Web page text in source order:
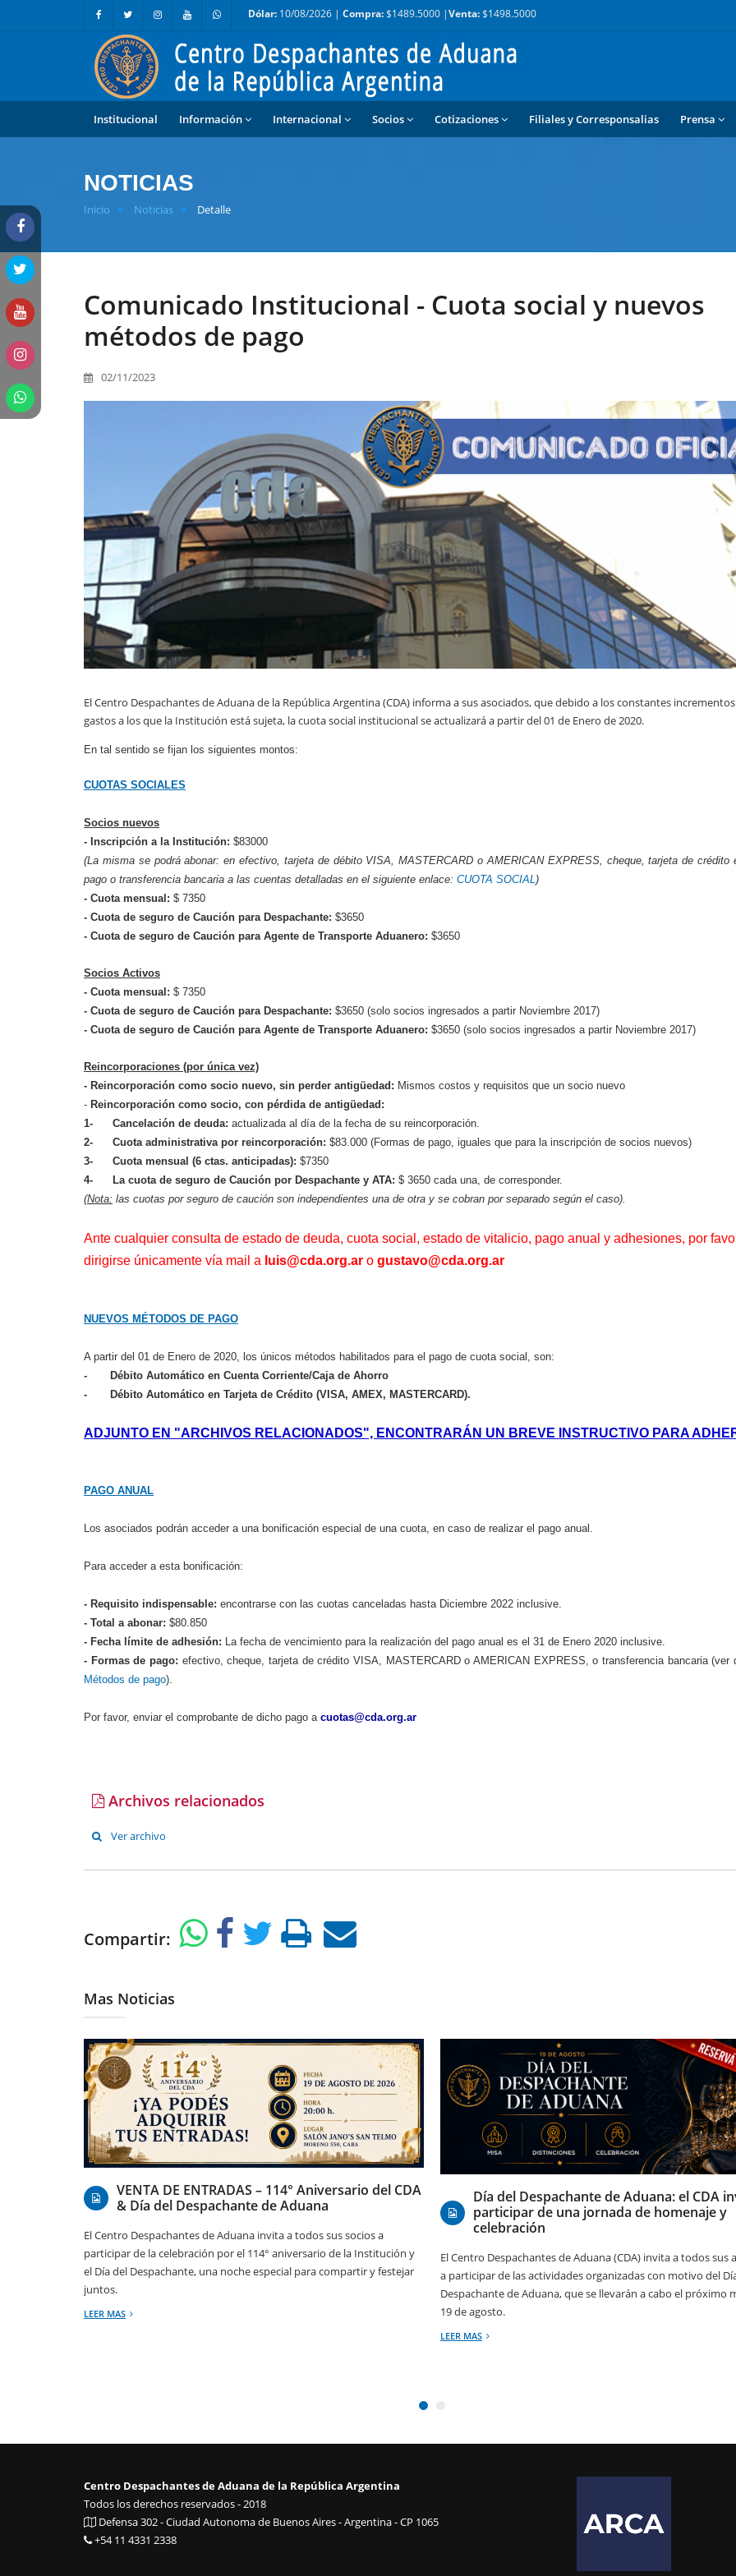
Dólar: 10/08/2026 | Compra:$1489.5000 |Venta:$1498.5000
Institucional Información Internacional Socios Cotizaciones Filiales y Corresponsalias Prensa
NOTICIAS
Inicio Noticias Detalle
Comunicado Institucional - Cuota social y nuevos
métodos de pago
02/11/2023
El Centro Despachantes de Aduana de la República Argentina (CDA) informa a sus asociados, que debido a los constantes
gastos a los que la Institución está sujeta, la cuota social institucional se actualizará a partir del 01 de Enero de 2020.
En tal sentido se fijan los siguientes montos:
CUOTAS SOCIALES
Socios nuevos
- Inscripción a la Institución: $83000
(La misma se podrá abonar: en efectivo, tarjeta de débito VISA, MASTERCARD o AMERICAN EXPRESS, cheque, tarjeta de crédito
pago o transferencia bancaria a las cuentas detalladas en el siguiente enlace: CUOTA SOCIAL )
- Cuota mensual: $ 7350
- Cuota de seguro de Caución para Despachante: $3650
- Cuota de seguro de Caución para Agente de Transporte Aduanero: $3650
Socios Activos
- Cuota mensual: $ 7350
- Cuota de seguro de Caución para Despachante: $3650 (solo socios ingresados a partir Noviembre 2017)
- Cuota de seguro de Caución para Agente de Transporte Aduanero: $3650 (solo socios ingresados a partir Noviembre 2017)
Reincorporaciones (por única vez)
- Reincorporación como socio nuevo, sin perder antigüedad: Mismos costos y requisitos que un socio nuevo
- Reincorporación como socio, con pérdida de antigüedad:
1- Cancelación de deuda: actualizada al día de la fecha de su reincorporación.
2- Cuota administrativa por reincorporación: $83.000 (Formas de pago, iguales que para la inscripción de socios nuevos)
3- Cuota mensual (6 ctas. anticipadas): $7350
4- La cuota de seguro de Caución por Despachante y ATA: $ 3650 cada una, de corresponder.
(Nota: las cuotas por seguro de caución son independientes una de otra y se cobran por separado según el caso).
Ante cualquier consulta de estado de deuda, cuota social, estado de vitalicio, pago anual y adhesiones, por
dirigirse únicamente vía mail a luis@cda.org.ar o gustavo@cda.org.ar
NUEVOS MÉTODOS DE PAGO
A partir del 01 de Enero de 2020, los únicos métodos habilitados para el pago de cuota social, son:
- Débito Automático en Cuenta Corriente/Caja de Ahorro
- Débito Automático en Tarjeta de Crédito (VISA, AMEX, MASTERCARD).
ADJUNTO EN "ARCHIVOS RELACIONADOS", ENCONTRARÁN UN BREVE INSTRUCTIVO PARA
PAGO ANUAL
Los asociados podrán acceder a una bonificación especial de una cuota, en caso de realizar el pago anual.
Para acceder a esta bonificación:
- Requisito indispensable: encontrarse con las cuotas canceladas hasta Diciembre 2022 inclusive.
- Total a abonar: $80.850
- Fecha límite de adhesión: La fecha de vencimiento para la realización del pago anual es el 31 de Enero 2020 inclusive.
- Formas de pago: efectivo, cheque, tarjeta de crédito VISA, MASTERCARD o AMERICAN EXPRESS, o transferencia bancaria(ver
Métodos de pago).
Por favor, enviar el comprobante de dicho pago a cuotas@cda.org.ar
Archivos relacionados
Ver archivo
Compartir:
Mas Noticias
07/08/2026
VENTA DE ENTRADAS – 114° Aniversario del CDA
& Día del Despachante de Aduana
El Centro Despachantes de Aduana invita a todos sus socios a
participar de la celebración por el 114° aniversario de la Institución y
el Día del Despachante, una noche especial para compartir y festejar
juntos.
LEER MAS
07/08/2026
Día del Despachante de Aduana: el CDA
participar de una jornada de homenaje y
celebración
El Centro Despachantes de Aduana (CDA) invita a todos sus
a participar de las actividades organizadas con motivo del
Despachante de Aduana, que se llevarán a cabo el próximo
19 de agosto.
LEER MAS
Centro Despachantes de Aduana de la República Argentina
Todos los derechos reservados - 2018
Defensa 302 - Ciudad Autonoma de Buenos Aires - Argentina - CP 1065
+54 11 4331 2338